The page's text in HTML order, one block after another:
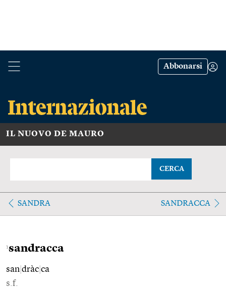
Abbonarsi
IL NUOVO DE MAURO
CERCA
SANDRA SANDRACCA
1sandracca
san dràc ca
s.f.